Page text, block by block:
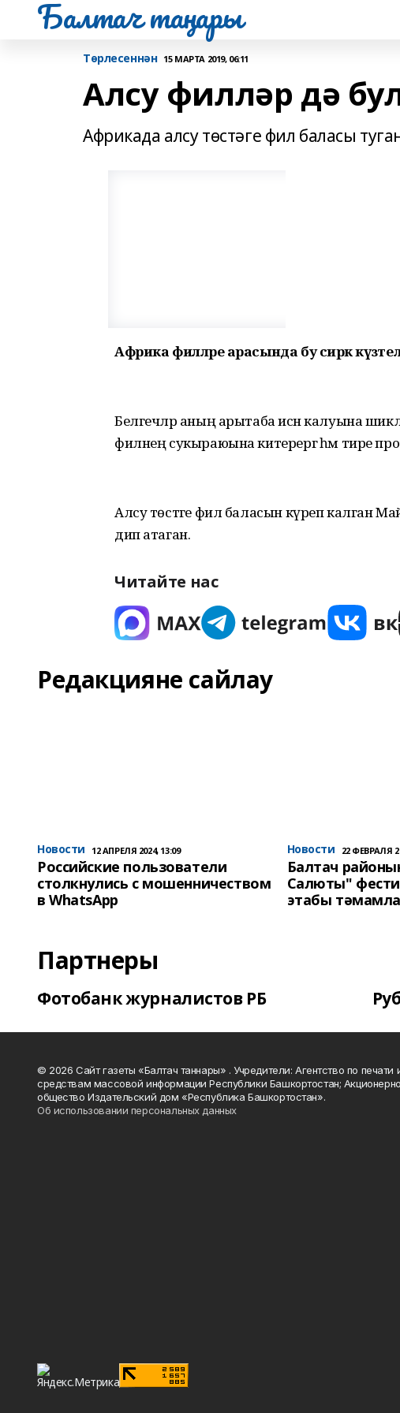
Балтач таңнары
Tөрлесеннән 15 МАРТА 2019, 06:11
Алсу филләр дә
Африкада алсу төстәге фил баласы
Африка филләре арасында бу сирәк
Белгечләр аның арытаба исән калуына
филнең сукыраюына китерергә һәм тире
Алсу төстәге фил баласын күреп калган
дип атаган.
Читайте нас
Редакцияне сайлау
Новости 12 АПРЕЛЯ 2024, 13:09
Российские пользователи
столкнулись с мошенничеством
в WhatsApp
Новости 22 ФЕВРАЛЯ
Балтач
Салюты"
этабы
Партнеры
Фотобанк журналистов РБ
© 2026 Сайт газеты «Балтач таннары» . Учредители: Агентство по печати
средствам массовой информации Республики Башкортостан;
общество Издательский дом «Республика Башкортостан».
Об использовании персональных данных